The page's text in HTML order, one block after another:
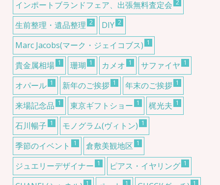
インポートブランドフェア、出張無料査定会 2
生前整理・遺品整理 2 DIY 2
Marc Jacobs(マーク・ジェイコブス) 1
貴金属相場 1 珊瑚 1 カメオ 1 サファイヤ 1
オパール 1 新年のご挨拶 1 年末のご挨拶 1
来場記念品 1 東京ギフトショー 1 梶光夫 1
石川暢子 1 モノグラム(ヴィトン) 1
季節のイベント 1 倉敷美観地区 1
ジュエリーデザイナー 1 ピアス・イヤリング 1
1 1 1